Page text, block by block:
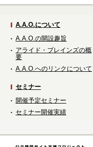
A.A.O.について
A.A.O.の開設趣旨
アライド・ブレインズの概
要
A.A.O.へのリンクについて
セミナー
開催予定セミナー
セミナー開催実績